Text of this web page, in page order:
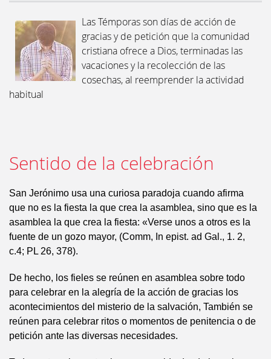
Las Témporas son días de acción de
gracias y de petición que la comunidad
cristiana ofrece a Dios, terminadas las
vacaciones y la recolección de las
cosechas, al reemprender la actividad
habitual
Sentido de la celebración
San Jerónimo usa una curiosa paradoja cuando afirma
que no es la fiesta la que crea la asamblea, sino que es la
asamblea la que crea la fiesta: «Verse unos a otros es la
fuente de un gozo mayor, (Comm, In epist. ad Gal., 1. 2,
c.4; PL 26, 378).
De hecho, los fieles se reúnen en asamblea sobre todo
para celebrar en la alegría de la acción de gracias los
acontecimientos del misterio de la salvación, También se
reúnen para celebrar ritos o momentos de penitencia o de
petición ante las diversas necesidades.